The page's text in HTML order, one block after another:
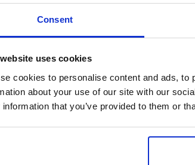
Consent
uses cookies
cookies to personalise content and ads,
about your use of our site with our
information that you’ve provided to them or
Position is open for:
Production Worker &
Haarlem, w Holandii
food processing company and one of the